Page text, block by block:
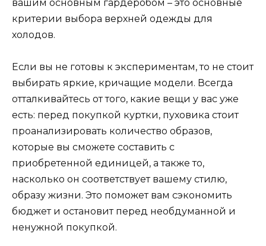
вашим основным гардеробом – это основные
критерии выбора верхней одежды для
холодов.
Если вы не готовы к экспериментам, то не стоит
выбирать яркие, кричащие модели. Всегда
отталкивайтесь от того, какие вещи у вас уже
есть: перед покупкой куртки, пуховика стоит
проанализировать количество образов,
которые вы сможете составить с
приобретенной единицей, а также то,
насколько он соответствует вашему стилю,
образу жизни. Это поможет вам сэкономить
бюджет и остановит перед необдуманной и
ненужной покупкой.